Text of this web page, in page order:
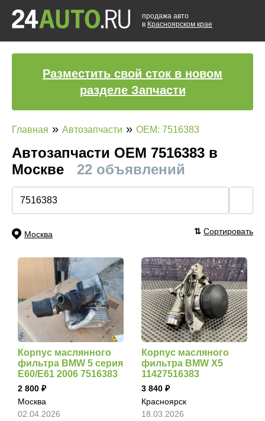
продажа авто
в Красноярском крае
Разместить свой сток в новом
разделе Запчасти
Главная » Автозапчасти » OEM: 7516383
Автозапчасти ОЕМ 7516383 в
Москве
22 объявлений
Москва ⇅ Сортировать
Корпус маслянного
фильтра BMW 5 серия
E60/E61 2006 7516383
2 800
Москва
02.04.2026
Корпус масляного
фильтра BMW X5
11427516383
3 840
Красноярск
18.03.2026